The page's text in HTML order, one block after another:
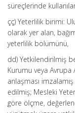
süreçlerinde
çç) Yeterlilik birimi:
olarak yer alan,
yeterlilik bölümünü,
dd) Yetkilendirilmiş
Kurumu veya Avrupa
anlaşması
edilmiş; Mesleki
göre ölçme,